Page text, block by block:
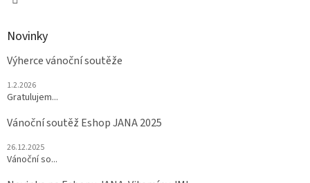
Novinky
Výherce vánoční soutěže
1.2.2026
Gratulujem...
Vánoční soutěž Eshop JANA 2025
26.12.2025
Vánoční so...